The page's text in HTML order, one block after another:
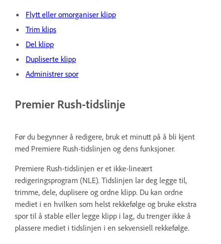
Flytt eller omorganiser klipp
Trim klips
Del klipp
Dupliserte klipp
Administrer spor
Premier Rush-tidslinje
Før du begynner å redigere, bruk et minutt på å bli kjent
med Premiere Rush-tidslinjen og dens funksjoner.
Premiere Rush-tidslinjen er et ikke-lineært
redigeringsprogram (NLE). Tidslinjen lar deg legge til,
trimme, dele, duplisere og ordne klipp. Du kan ordne
mediet i en hvilken som helst rekkefølge og bruke ekstra
spor til å stable eller legge klipp i lag, du trenger ikke å
plassere mediet i tidslinjen i en sekvensiell rekkefølge.